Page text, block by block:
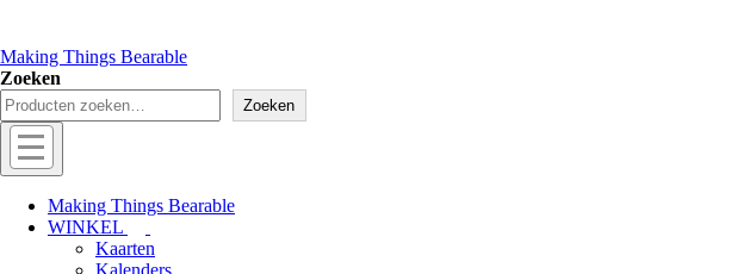
Making Things Bearable
Zoeken
Zoeken
Hoofd
navigatie
Menu
Making Things Bearable
WINKEL
Kaarten
Kalenders